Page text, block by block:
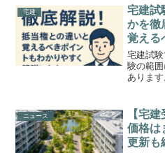
いう3つ
ルール
宅建
宅建試
かを徹
覚える
く解説
宅建試
験の範
ありま
本をし
題され
ニュース
【宅
価格は
更新も